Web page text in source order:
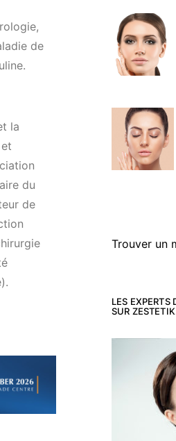
de
la
du
de
Trouver un
LES EXPERTS
SUR